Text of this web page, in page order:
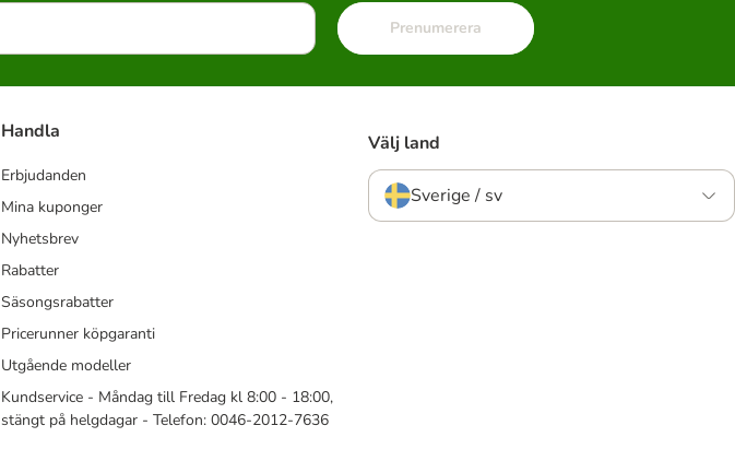
Prenumerera
Handla
Erbjudanden
Mina kuponger
Nyhetsbrev
Rabatter
Säsongsrabatter
Pricerunner köpgaranti
Utgående modeller
Kundservice - Måndag till Fredag kl 8:00 - 18:00,
stängt på helgdagar - Telefon: 0046-2012-7636
Välj land
Sverige / sv